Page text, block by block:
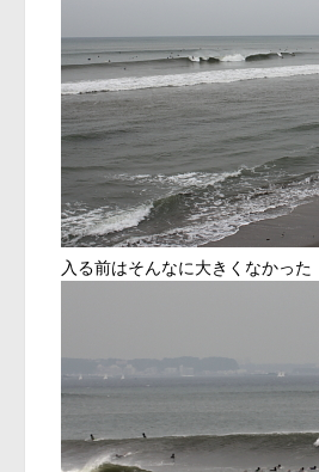
入る前はそんなに大きくなかった